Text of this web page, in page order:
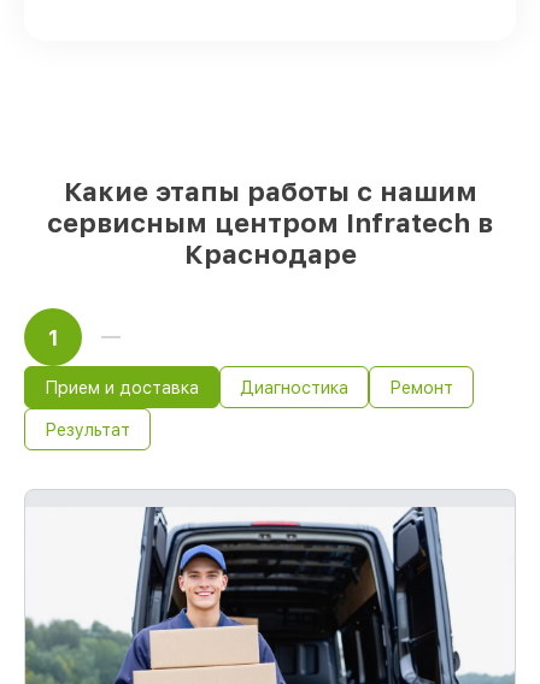
Какие этапы работы с нашим
сервисным центром Infratech в
Краснодаре
1
Прием и доставка Диагностика Ремонт
Результат